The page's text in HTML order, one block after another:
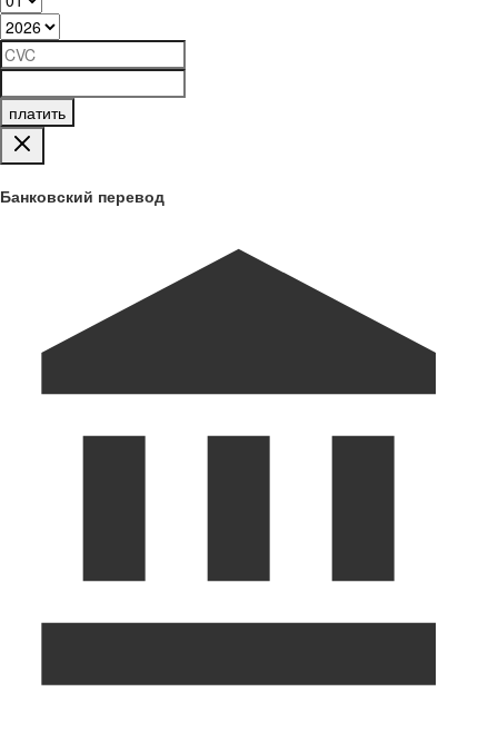
платить
Банковский перевод